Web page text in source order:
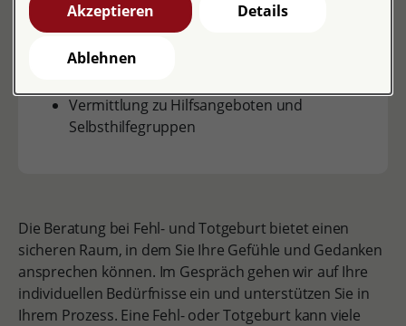
Die Beratung bei Fehl- und Totgeburt beinhaltet:
Psychosoziale Begleitung
Vermittlung zu Hilfsangeboten und
Selbsthilfegruppen
Die Beratung bei Fehl- und Totgeburt bietet einen
sicheren Raum, in dem Sie Ihre Gefühle und Gedanken
ansprechen können. Im Gespräch gehen wir auf Ihre
individuellen Bedürfnisse ein und unterstützen Sie in
Ihrem Prozess. Eine Fehl- oder Totgeburt kann viele
Akzeptieren Details
Ablehnen